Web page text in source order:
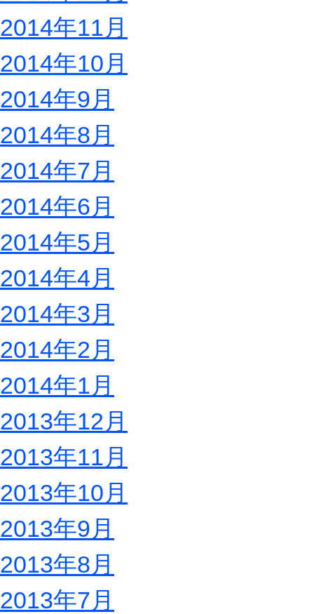
2014年11月
2014年10月
2014年9月
2014年8月
2014年7月
2014年6月
2014年5月
2014年4月
2014年3月
2014年2月
2014年1月
2013年12月
2013年11月
2013年10月
2013年9月
2013年8月
2013年7月